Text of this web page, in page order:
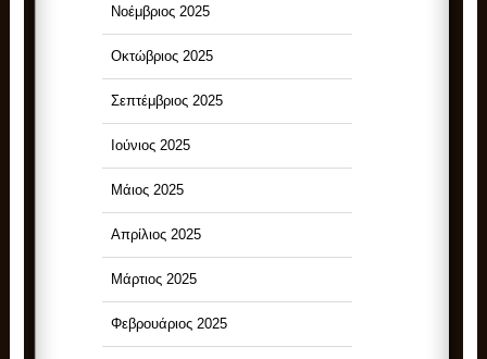
Νοέμβριος 2025
Οκτώβριος 2025
Σεπτέμβριος 2025
Ιούνιος 2025
Μάιος 2025
Απρίλιος 2025
Μάρτιος 2025
Φεβρουάριος 2025